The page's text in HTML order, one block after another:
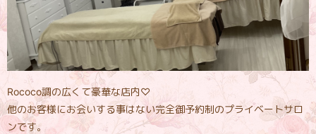
Rococo調の広くて豪華な店内♡
他のお客様にお会いする事はない完全御予約制のプライベートサロ
ンです。